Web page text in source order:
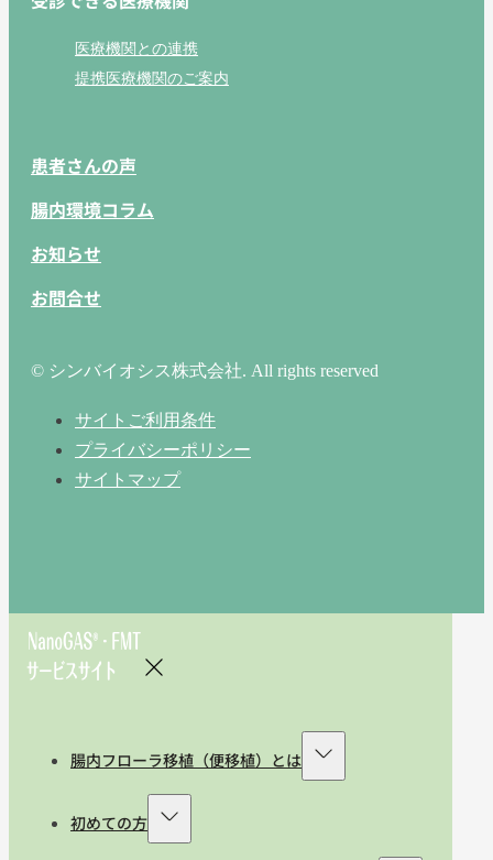
医療機関との連携
提携医療機関のご案内
患者さんの声
腸内環境コラム
お知らせ
お問合せ
© シンバイオシス株式会社. All rights reserved
サイトご利用条件
プライバシーポリシー
サイトマップ
腸内フローラ移植（便移植）とは
初めての方